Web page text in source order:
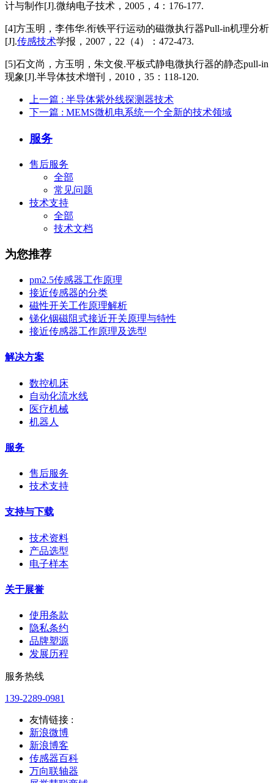
计与制作[J].微纳电子技术，2005，4：176-177.
[4]方玉明，李伟华.衔铁平行运动的磁微执行器Pull-in机理分析
[J].传感技术学报，2007，22（4）：472-473.
[5]石文尚，方玉明，朱文俊.平板式静电微执行器的静态pull-in
现象[J].半导体技术增刊，2010，35：118-120.
上一篇 : 半导体紫外线探测器技术
下一篇 : MEMS微机电系统一个全新的技术领域
服务
售后服务
全部
常见问题
技术支持
全部
技术文档
为您推荐
pm2.5传感器工作原理
接近传感器的分类
磁性开关工作原理解析
锑化铟磁阻式接近开关原理与特性
接近传感器工作原理及选型
解决方案
数控机床
自动化流水线
医疗机械
机器人
服务
售后服务
技术支持
支持与下载
技术资料
产品选型
电子样本
关于展誉
使用条款
隐私条约
品牌塑源
发展历程
服务热线
139-2289-0981
友情链接 :
新浪微博
新浪博客
传感器百科
万向联轴器